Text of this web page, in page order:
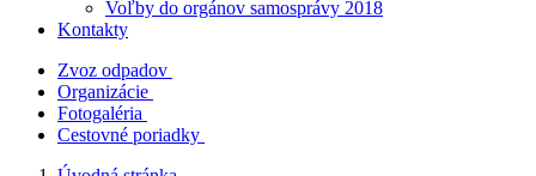
Voľby do orgánov samosprávy 2018
Kontakty
Zvoz odpadov
Organizácie
Fotogaléria
Cestovné poriadky